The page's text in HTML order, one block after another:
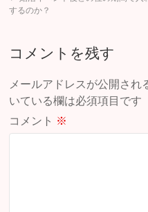
するのか？
コメントを残す
メールアドレスが公開され
いている欄は必須項目です
コメント ※